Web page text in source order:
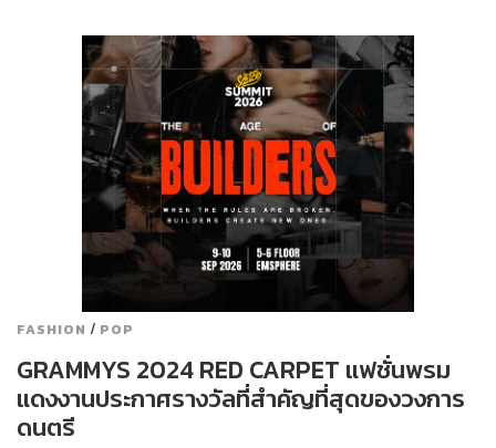
FASHION / POP
GRAMMYS 2024 RED CARPET แฟชั่นพรม
แดงงานประกาศรางวัลที่สำคัญที่สุดของวงการ
ดนตรี